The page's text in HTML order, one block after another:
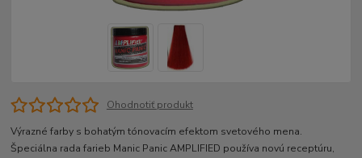
Ohodnotiť produkt
Výrazné farby s bohatým tónovacím efektom svetového mena.
Špeciálna rada farieb Manic Panic AMPLIFIED používa novú receptúru,